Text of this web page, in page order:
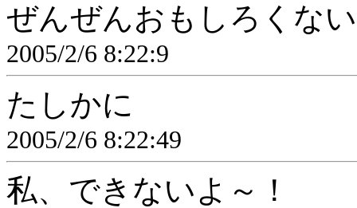
ぜんぜんおもしろくな
2005/2/6 8:22:9
たしかに
2005/2/6 8:22:49
私、できないよ～！